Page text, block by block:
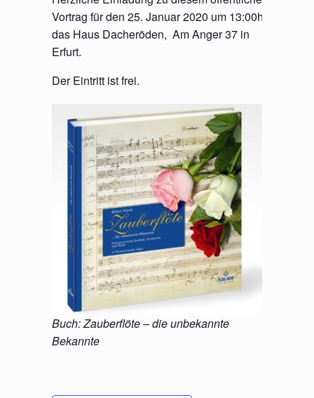
Vortrag für den 25. Januar 2020 um 13:00h in
das Haus Dacheröden, Am Anger 37 in
Erfurt.
Der Eintritt ist frei.
Buch: Zauberflöte – die unbekannte
Bekannte